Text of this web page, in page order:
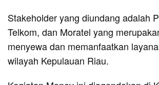
Stakeholder yang diundang adalah
Telkom, dan Moratel yang
menyewa dan memanfaatkan
wilayah Kepulauan Riau.